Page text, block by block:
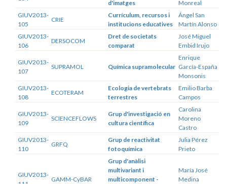
d'imatges
Monreal
GIUV2013-
105
CRIE
Currículum, recursos i
institucions educatives
Ángel San
Martín Alonso
GIUV2013-
106
DERSOCOM
Dret de societats
comparat
José Miguel
Embid Irujo
GIUV2013-
107
SUPRAMOL Química supramolecular
Enrique
García-España
Monsonis
GIUV2013-
108
ECOTERAM
Ecologia de vertebrats
terrestres
Emilio Barba
Campos
GIUV2013-
109
SCIENCEFLOWS
Grup d'investigació en
cultura científica
Carolina
Moreno
Castro
GIUV2013-
110
GRFQ
Grup de reactivitat
fotoquímica
Julia Pérez
Prieto
GIUV2013-
GAMM-CyBAR
Grup d'anàlisi
multivariant i
multicomponent -
María José
Medina